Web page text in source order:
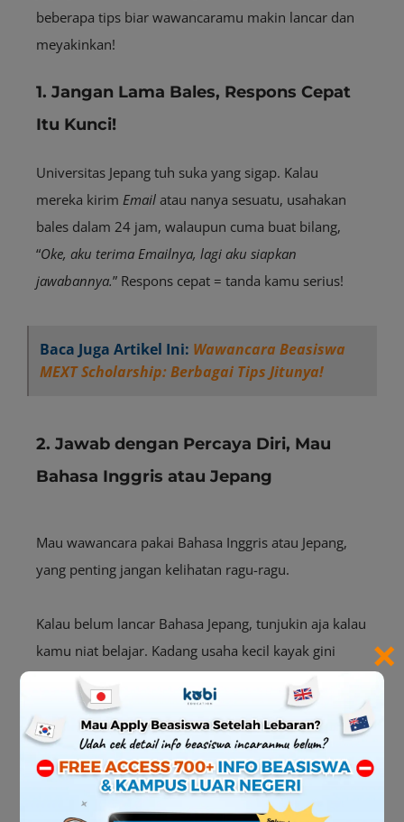
beberapa tips biar wawancaramu makin lancar dan
meyakinkan!
1. Jangan Lama Bales, Respons Cepat
Itu Kunci!
Universitas Jepang tuh suka yang sigap. Kalau
mereka kirim Email atau nanya sesuatu, usahakan
bales dalam 24 jam, walaupun cuma buat bilang,
“Oke, aku terima Emailnya, lagi aku siapkan
jawabannya.” Respons cepat = tanda kamu serius!
Baca Juga Artikel Ini: Wawancara Beasiswa
MEXT Scholarship: Berbagai Tips Jitunya!
2. Jawab dengan Percaya Diri, Mau
Bahasa Inggris atau Jepang
×
Mau wawancara pakai Bahasa Inggris atau Jepang,
yang penting jangan kelihatan ragu-ragu.
Kalau belum lancar Bahasa Jepang, tunjukin aja kalau
kamu niat belajar. Kadang usaha kecil kayak gini
bikin pewawancara jadi lebihimpressed!
3. Risetmu Harus Kuat, Jangan Cuma
Kulitnya Aja
Kamu pasti udah nulis proposal penelitian, kan? Nah,